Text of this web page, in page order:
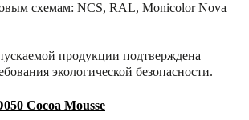
схемам: NCS, RAL, Monicolor Nova
продукции подтверждена
экологической безопасности.
Cocoa Mousse